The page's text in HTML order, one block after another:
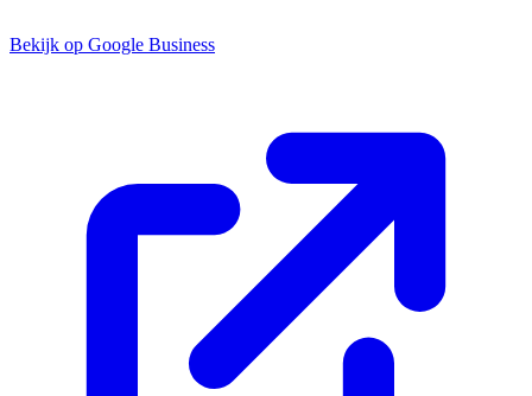
Bekijk op Google Business